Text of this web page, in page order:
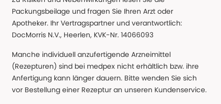
Packungsbeilage und fragen Sie Ihren Arzt oder
Apotheker. Ihr Vertragspartner und verantwortlich:
DocMorris N.V., Heerlen, KVK-Nr. 14066093
Manche individuell anzufertigende Arzneimittel
(Rezepturen) sind bei medpex nicht erhältlich bzw. ihre
Anfertigung kann länger dauern. Bitte wenden Sie sich
vor Bestellung einer Rezeptur an unseren Kundenservice.